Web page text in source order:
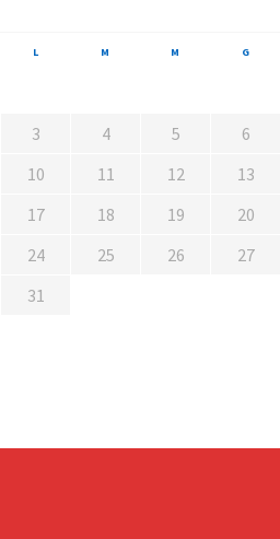
L M M G
3
4 5 6
10
11 12 13
17
18 19 20
24
25 26 27
31